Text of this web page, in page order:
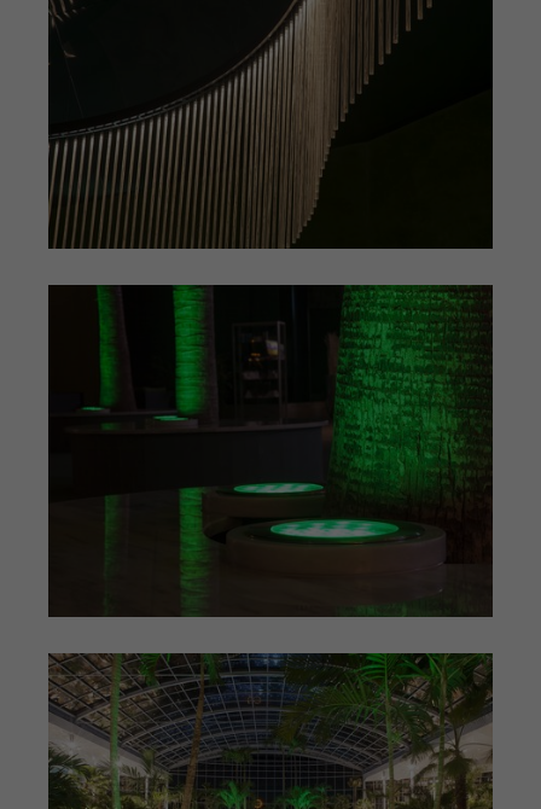
Zweck
Einstellungen. Unter anderem eine
zufällig generierte ID, für die
historische Speicherung Ihrer
vorgenommen Einstellungen, falls der
Webseiten-Betreiber dies eingestellt
hat.
Name PHPSESSID
Sitzung
Wird von der TYPO3 CMS ververwendet.
Mit Hilfe des Cookies wird der aktuelle
Session-Name für den jeweilgen
Benutzer gespeichert. Dieser Session-
Cookie wird verwendet, um den
Benutzer wiedererkennen zu können.
Zweck
(z. B. Deutsch), wie viele Suchergebnisse
pro Seite angezeigt werden sollen und
ob der Google SafeSearch-Filter aktiviert
sein soll. Die ausführliche
Datenschutzrichtlinie finden Sie hier:
https://www.google.com/policies/privacy/
Name YSC
Anbieter YouTube
Sitzung
Wird von YouTube verwendet. Das
Cookie registriert eine eindeutige ID, um
Statistiken der Videos von YouTube, die
der Benutzer gesehen hat, zu behalten.